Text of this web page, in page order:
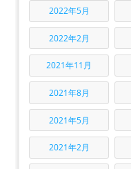
2022年5月
2022年2月
2021年11月
2021年8月
2021年5月
2021年2月